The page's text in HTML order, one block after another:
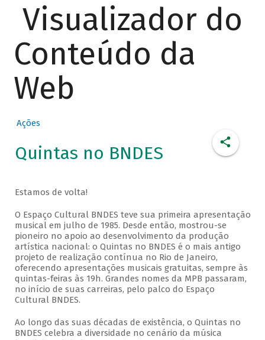
Visualizador do
Conteúdo da
Web
Ações
Quintas no BNDES
Estamos de volta!
O Espaço Cultural BNDES teve sua primeira apresentação
musical em julho de 1985. Desde então, mostrou-se
pioneiro no apoio ao desenvolvimento da produção
artística nacional: o Quintas no BNDES é o mais antigo
projeto de realização contínua no Rio de Janeiro,
oferecendo apresentações musicais gratuitas, sempre às
quintas-feiras às 19h. Grandes nomes da MPB passaram,
no início de suas carreiras, pelo palco do Espaço
Cultural BNDES.
Ao longo das suas décadas de existência, o Quintas no
BNDES celebra a diversidade no cenário da música